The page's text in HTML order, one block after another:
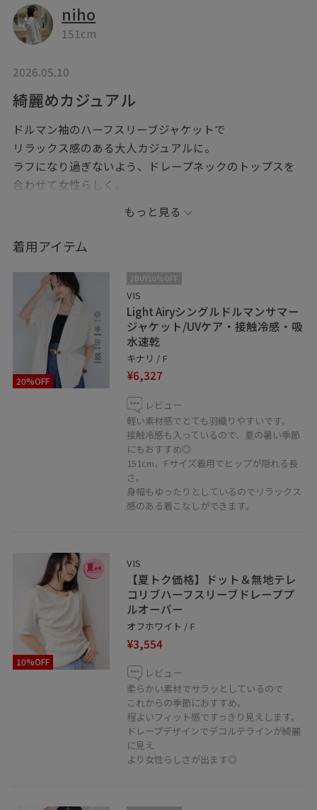
niho
151cm
2026.05.10
綺麗めカジュアル
ドルマン袖のハーフスリーブジャケットで
リラックス感のある大人カジュアルに。
ラフになり過ぎないよう、ドレープネックのトップスを
合わせて女性らしく。
感のあるフレアパンツで綺麗めカジュアルに。
＿＿＿＿＿＿＿＿＿＿＿＿＿＿＿＿＿＿＿＿
LINEで在庫のお問い合わせや商品、
コーディネートのご相談など
是非お気軽にお問い合わせください◎
LINEで二子玉川ライズVISスタッフにご相談は【友だち追
加】をタップ！！
＿＿＿＿＿＿＿＿＿＿＿＿＿＿＿＿＿＿＿
お気に入りのショップ、スタッフ、スタイリングは
♡を押していただければ【お気に入り】から
すぐにご覧いただけます◎
二子玉川ライズショッピングセンター
タウンフロント4F
〒158-0094 東京都世田谷区玉川2-21-1
TEL 03-5716-1535
営業時間 10:00~20:00
＿＿＿＿＿＿＿＿＿＿＿＿＿＿＿＿＿＿＿
もっと見る
着用アイテム
20%OFF
2BUY10%OFF
VIS
Light Airyシングルドルマンサマー
ジャケット/UVケア・接触冷感・吸
水速乾
キナリ / F
¥6,327
レビュー
軽い素材感でとても羽織りやすいです。
接触冷感も入っているので、夏の暑い季節
にもおすすめ◎
151cm、Fサイズ着用でヒップが隠れる長
さ。
身幅もゆったりとしているのでリラックス
感のある着こなしができます。
10%OFF
VIS
【夏トク価格】ドット＆無地テレ
コリブハーフスリーブドレーププ
ルオーバー
オフホワイト / F
¥3,554
レビュー
柔らかい素材でサラッとしているので
これからの季節におすすめ。
程よいフィット感ですっきり見えします。
ドレープデザインでデコルテラインが綺麗
に見え
より女性らしさが出ます◎